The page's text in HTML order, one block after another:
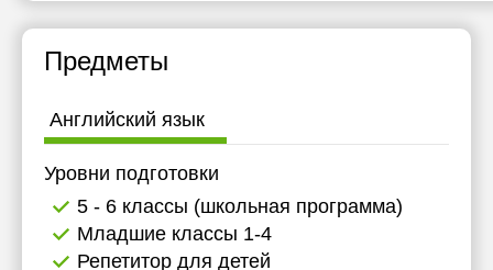
Предметы
Английский язык
Уровни подготовки
5 - 6 классы (школьная программа)
Младшие классы 1-4
Репетитор для детей